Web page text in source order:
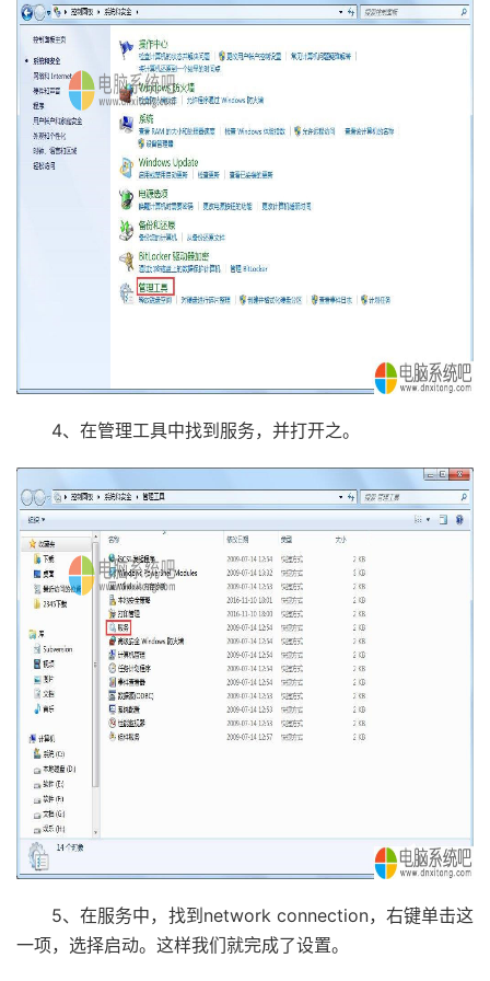
4、在管理工具中找到服务，并打开之。
5、在服务中，找到network connection，右键单击这
一项，选择启动。这样我们就完成了设置。